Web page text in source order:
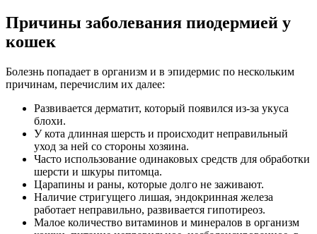
Причины заболевания пиодермией у
кошек
Болезнь попадает в организм и в эпидермис по нескольким
причинам, перечислим их далее:
Развивается дерматит, который появился из-за укуса
блохи.
У кота длинная шерсть и происходит неправильный
уход за ней со стороны хозяина.
Часто использование одинаковых средств для обработки
шерсти и шкуры питомца.
Царапины и раны, которые долго не заживают.
Наличие стригущего лишая, эндокринная железа
работает неправильно, развивается гипотиреоз.
Малое количество витаминов и минералов в организм